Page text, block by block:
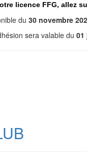
licence FFG, allez
du 30 novembre
sera valable du 01